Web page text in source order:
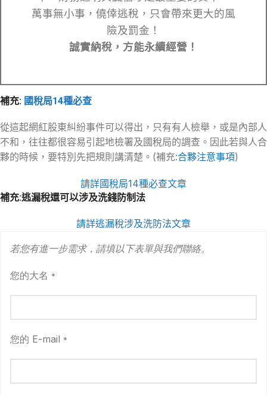
萬事無小事，僥倖逃稅，只會帶來更大的風
險及罰金！
誠實納稅，方能永續經營！
補充: 國稅局14種必查
從這起網紅股東糾紛事件可以得出，只有有人檢舉，或是內部人
不和，往往都很容易引起地檢署及國稅局的調查。因此若與人合
夥的時候，要特別先把規則講清楚。(補充:合夥注意事項)
請詳國稅局14種必查文章
補充:逃漏稅還可以涉及洗錢防制法
請詳逃漏稅涉及洗防法文章
若您有進一步需求，請填以下表單與我們聯絡。
您的大名 *
您的 E-mail *